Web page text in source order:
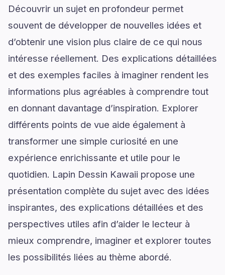
Découvrir un sujet en profondeur permet
souvent de développer de nouvelles idées et
d’obtenir une vision plus claire de ce qui nous
intéresse réellement. Des explications détaillées
et des exemples faciles à imaginer rendent les
informations plus agréables à comprendre tout
en donnant davantage d’inspiration. Explorer
différents points de vue aide également à
transformer une simple curiosité en une
expérience enrichissante et utile pour le
quotidien. Lapin Dessin Kawaii propose une
présentation complète du sujet avec des idées
inspirantes, des explications détaillées et des
perspectives utiles afin d’aider le lecteur à
mieux comprendre, imaginer et explorer toutes
les possibilités liées au thème abordé.